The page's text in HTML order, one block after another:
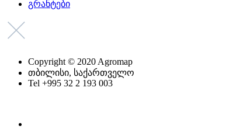
გრანტები
Copyright © 2020 Agromap
თბილისი, საქართველო
Tel +995 32 2 193 003